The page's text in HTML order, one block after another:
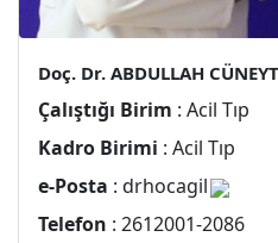
Doç. Dr. ABDULLAH
Çalıştığı Birim : Acil Tıp
Kadro Birimi : Acil Tıp
e-Posta : drhocagil
Telefon : 2612001-2086